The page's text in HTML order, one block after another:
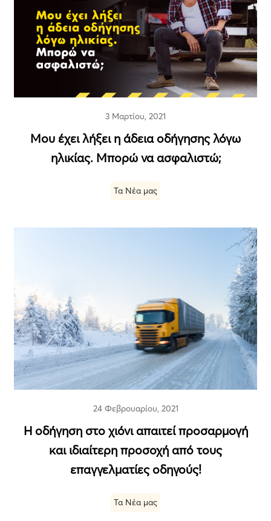
3 Μαρτίου, 2021
Μου έχει λήξει η άδεια οδήγησης λόγω
ηλικίας. Μπορώ να ασφαλιστώ;
Τα Νέα μας
24 Φεβρουαρίου, 2021
Η οδήγηση στο χιόνι απαιτεί προσαρμογή
και ιδιαίτερη προσοχή από τους
επαγγελματίες οδηγούς!
Τα Νέα μας